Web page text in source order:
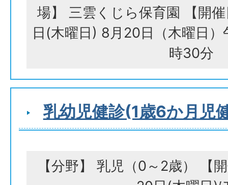
場】 三雲くじら保育園 【開
日(木曜日) 8月20日（木曜日
時30分
乳幼児健診(1歳6か月児
【分野】 乳児（0～2歳） 【